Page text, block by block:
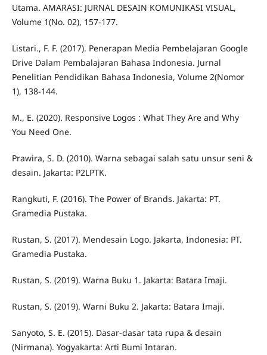
Utama. AMARASI: JURNAL DESAIN KOMUNIKASI VISUAL,
Volume 1(No. 02), 157-177.
Listari., F. F. (2017). Penerapan Media Pembelajaran Google
Drive Dalam Pembalajaran Bahasa Indonesia. Jurnal
Penelitian Pendidikan Bahasa Indonesia, Volume 2(Nomor
1), 138-144.
M., E. (2020). Responsive Logos : What They Are and Why
You Need One.
Prawira, S. D. (2010). Warna sebagai salah satu unsur seni &
desain. Jakarta: P2LPTK.
Rangkuti, F. (2016). The Power of Brands. Jakarta: PT.
Gramedia Pustaka.
Rustan, S. (2017). Mendesain Logo. Jakarta, Indonesia: PT.
Gramedia Pustaka.
Rustan, S. (2019). Warna Buku 1. Jakarta: Batara Imaji.
Rustan, S. (2019). Warni Buku 2. Jakarta: Batara Imaji.
Sanyoto, S. E. (2015). Dasar-dasar tata rupa & desain
(Nirmana). Yogyakarta: Arti Bumi Intaran.